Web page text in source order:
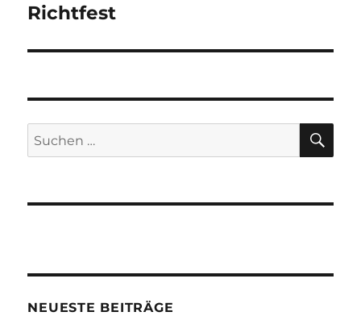
Nächster
Richtfest
Suchen
nach:
NEUESTE BEITRÄGE